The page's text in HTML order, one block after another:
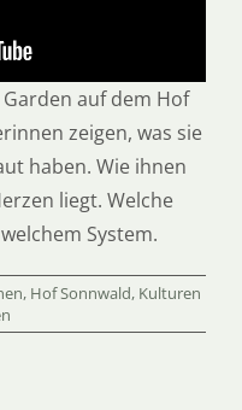
auf dem Hof
zeigen, was sie
haben. Wie ihnen
liegt. Welche
System.
, Hof Sonnwald, Kulturen